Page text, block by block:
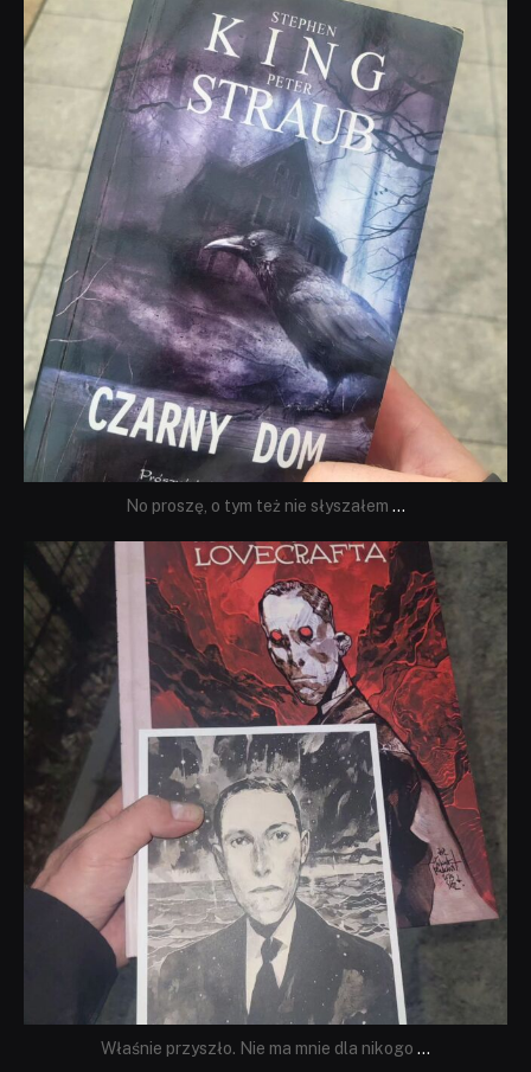
dobryhorror
Wrz 23
No proszę, o tym też nie słyszałem ...
dobryhorror
Wrz 19
Właśnie przyszło. Nie ma mnie dla nikogo ...